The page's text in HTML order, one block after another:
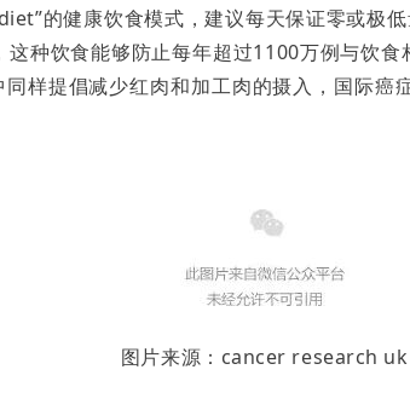
的健康饮食模式，建议每天保证零或极
这种饮食能够防止每年超过1100万例与饮
样提倡减少红肉和加工肉的摄入，国际癌
图片来源：cancer research uk